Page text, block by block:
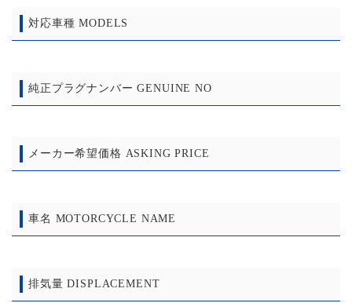
対応車種 MODELS
純正プラグナンバー GENUINE NO
メーカー希望価格 ASKING PRICE
車名 MOTORCYCLE NAME
排気量 DISPLACEMENT